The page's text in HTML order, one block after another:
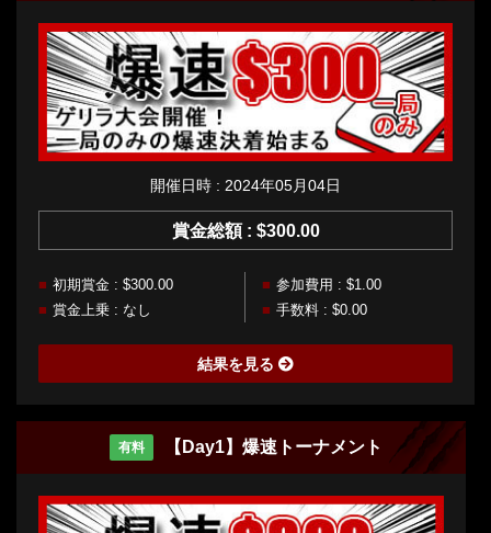
開催日時 : 2024年05月04日
賞金総額 : $300.00
初期賞金 : $300.00
参加費用 : $1.00
賞金上乗 : なし
手数料 : $0.00
結果を見る
有料 【Day1】爆速トーナメント